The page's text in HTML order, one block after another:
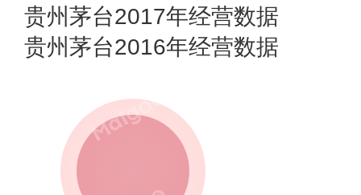
贵州茅台2017年经营数据
贵州茅台2016年经营数据